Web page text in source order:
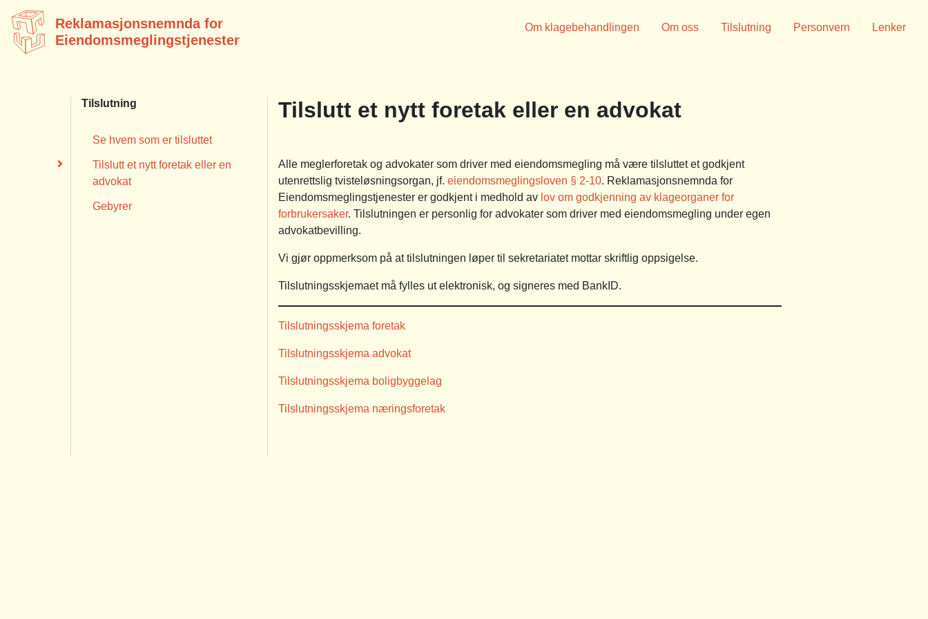
Reklamasjonsnemnda for
Eiendomsmeglingstjenester
Om klagebehandlingen Om oss Tilslutning Personvern Lenker
Tilslutning
Se hvem som er tilsluttet
Tilslutt et nytt foretak eller en
advokat
Gebyrer
Tilslutt et nytt foretak eller en advokat
Alle meglerforetak og advokater som driver med eiendomsmegling må være tilsluttet et godkjent
utenrettslig tvisteløsningsorgan, jf. eiendomsmeglingsloven § 2-10. Reklamasjonsnemnda for
Eiendomsmeglingstjenester er godkjent i medhold av lov om godkjenning av klageorganer for
forbrukersaker. Tilslutningen er personlig for advokater som driver med eiendomsmegling under egen
advokatbevilling.
Vi gjør oppmerksom på at tilslutningen løper til sekretariatet mottar skriftlig oppsigelse.
Tilslutningsskjemaet må fylles ut elektronisk, og signeres med BankID.
Tilslutningsskjema foretak
Tilslutningsskjema advokat
Tilslutningsskjema boligbyggelag
Tilslutningsskjema næringsforetak